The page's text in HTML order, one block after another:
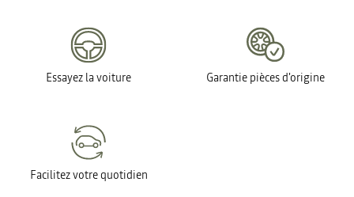
Essayez la voiture Garantie pièces d'origine
Facilitez votre quotidien